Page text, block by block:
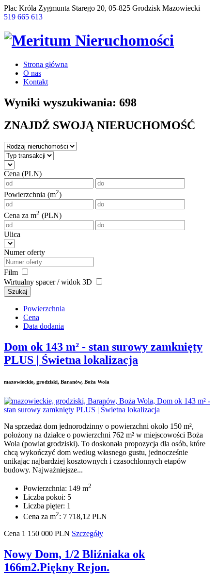
Plac Króla Zygmunta Starego 20, 05-825 Grodzisk Mazowiecki
519 665 613
Strona główna
O nas
Kontakt
Wyniki wyszukiwania: 698
ZNAJDŹ SWOJĄ NIERUCHOMOŚĆ
Cena (PLN)
Powierzchnia (m2)
Cena za m2 (PLN)
Ulica
Numer oferty
Film
Wirtualny spacer / widok 3D
Szukaj
Powierzchnia
Cena
Data dodania
Dom ok 143 m² - stan surowy zamknięty
PLUS | Świetna lokalizacja
mazowieckie, grodziski, Baranów, Boża Wola
Na sprzedaż dom jednorodzinny o powierzchni około 150 m²,
położony na działce o powierzchni 762 m² w miejscowości Boża
Wola (powiat grodziski). To doskonała propozycja dla osób, które
chcą wykończyć dom według własnego gustu, jednocześnie
unikając najbardziej kosztownych i czasochłonnych etapów
budowy. Najważniejsze...
Powierzchnia: 149 m2
Liczba pokoi: 5
Liczba pięter: 1
Cena za m2: 7 718,12 PLN
Cena 1 150 000 PLN Szczegóły
Nowy Dom, 1/2 Bliźniaka ok
166m2.Piękny Rejon.